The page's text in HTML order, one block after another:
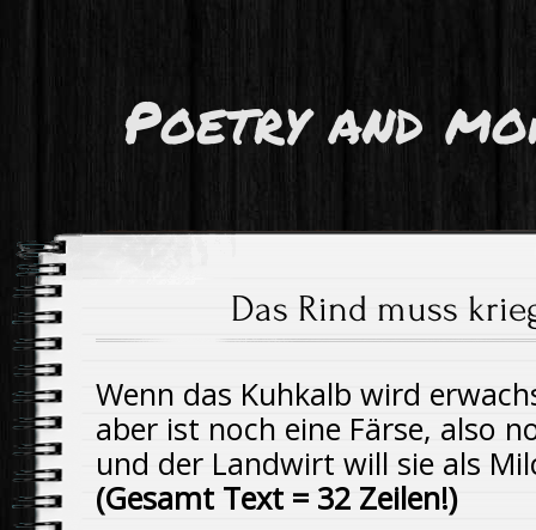
Poetry and
Das Rind muss
Wenn das Kuhkalb wird
aber ist noch eine Färse, also
und der Landwirt will sie als
(Gesamt Text = 32 Zeilen!)